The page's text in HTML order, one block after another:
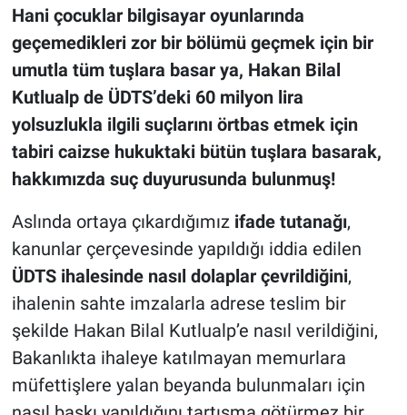
Hani çocuklar bilgisayar oyunlarında
geçemedikleri zor bir bölümü geçmek için bir
umutla tüm tuşlara basar ya, Hakan Bilal
Kutlualp de ÜDTS’deki 60 milyon lira
yolsuzlukla ilgili suçlarını örtbas etmek için
tabiri caizse hukuktaki bütün tuşlara basarak,
hakkımızda suç duyurusunda bulunmuş!
Aslında ortaya çıkardığımız ifade tutanağı,
kanunlar çerçevesinde yapıldığı iddia edilen
ÜDTS ihalesinde nasıl dolaplar çevrildiğini,
ihalenin sahte imzalarla adrese teslim bir
şekilde Hakan Bilal Kutlualp’e nasıl verildiğini,
Bakanlıkta ihaleye katılmayan memurlara
müfettişlere yalan beyanda bulunmaları için